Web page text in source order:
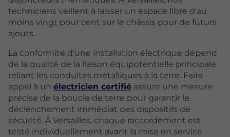
techniciens veillent à laisser un espace libre d'au
moins vingt pour cent sur le châssis pour de futurs
ajouts.
La conformité d'une installation électrique dépend
de la qualité de la liaison équipotentielle principale
reliant les conduites métalliques à la terre. Faire
appel à un électricien certifié assure une mesure
précise de la boucle de terre pour garantir le
déclenchement immédiat des dispositifs de
sécurité. À Versailles, chaque raccordement est
testé individuellement avant la mise en service